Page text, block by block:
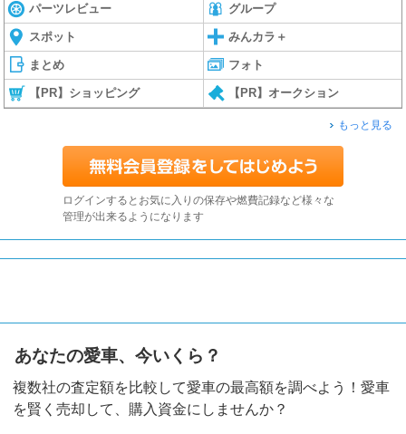
パーツレビュー グループ
スポット みんカラ＋
まとめ フォト
【PR】ショッピング 【PR】オークション
もっと見る
ログインするとお気に入りの保存や燃費記録など様々な
管理が出来るようになります
あなたの愛車、今いくら？
複数社の査定額を比較して愛車の最高額を調べよう！愛車
を賢く売却して、購入資金にしませんか？